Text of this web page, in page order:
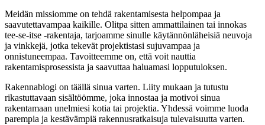
Meidän missiomme on tehdä rakentamisesta helpompaa ja
saavutettavampaa kaikille. Olitpa sitten ammattilainen tai innokas
tee-se-itse -rakentaja, tarjoamme sinulle käytännönläheisiä neuvoja
ja vinkkejä, jotka tekevät projektistasi sujuvampaa ja
onnistuneempaa. Tavoitteemme on, että voit nauttia
rakentamisprosessista ja saavuttaa haluamasi lopputuloksen.
Rakennablogi on täällä sinua varten. Liity mukaan ja tutustu
rikastuttavaan sisältöömme, joka innostaa ja motivoi sinua
rakentamaan unelmiesi kotia tai projektia. Yhdessä voimme luoda
parempia ja kestävämpiä rakennusratkaisuja tulevaisuutta varten.